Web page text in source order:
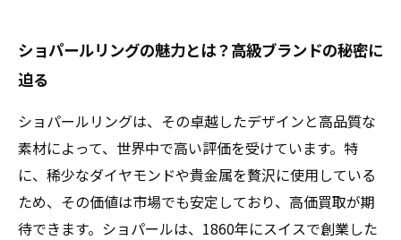
グの売却術
リング買取の秘訣まとめ
ショパールリングを高価買取に出す際の注意点
とは？
信頼できる買取専門店の選び方と安心して売る
ためのポイント
ショパールリングの魅力とは？高級ブランドの秘密に
迫る
ショパールリングは、その卓越したデザインと高品質な
素材によって、世界中で高い評価を受けています。特
に、稀少なダイヤモンドや貴金属を贅沢に使用している
ため、その価値は市場でも安定しており、高価買取が期
待できます。ショパールは、1860年にスイスで創業した